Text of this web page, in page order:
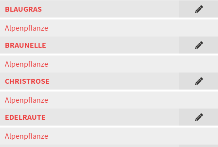
BLAUGRAS
Alpenpflanze
BRAUNELLE
Alpenpflanze
CHRISTROSE
Alpenpflanze
EDELRAUTE
Alpenpflanze